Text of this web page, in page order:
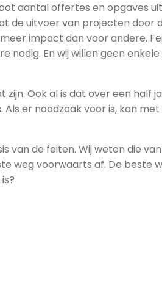
aantal offertes en opgaves
de uitvoer van projecten door
impact dan voor andere.
nodig. En wij willen geen
Ook al is dat over een half
er noodzaak voor is, kan met
van de feiten. Wij weten die
weg voorwaarts af. De beste